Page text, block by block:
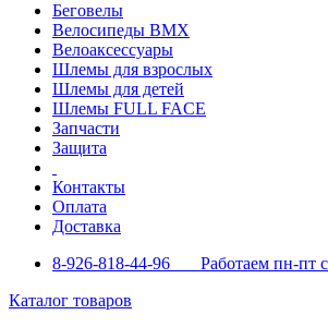
Беговелы
Велосипеды BMX
Велоаксессуары
Шлемы для взрослых
Шлемы для детей
Шлемы FULL FACE
Запчасти
Защита
Контакты
Оплата
Доставка
8-926-818-44-96 Работаем пн-пт с
Каталог товаров